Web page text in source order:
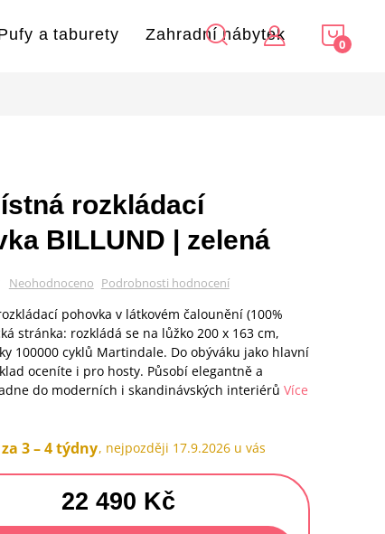
a taburety Zahradní nábytek
rozkládací
BILLUND | zelená
Neohodnoceno Podrobnosti hodnocení
pohovka v látkovém čalounění (100%
stránka: rozkládá se na lůžko 200 x 163 cm,
100000 cyklů Martindale. Do obýváku jako hlavní
oceníte i pro hosty. Působí elegantně a
do moderních i skandinávských interiérů Více
3 – 4 týdny 17.9.2026
22 490 Kč